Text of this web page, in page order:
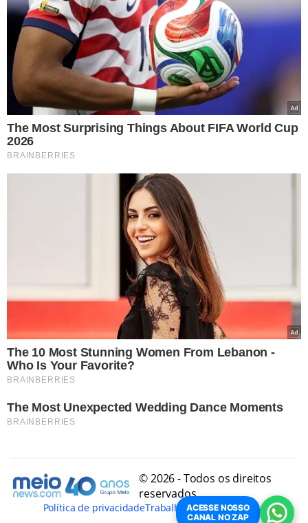
© 2026 - Todos os direitos
reservados
Política de privacidadeTrabalhe ConoscoConheça
ACESSE NOSSO
CANAL NO ZAP